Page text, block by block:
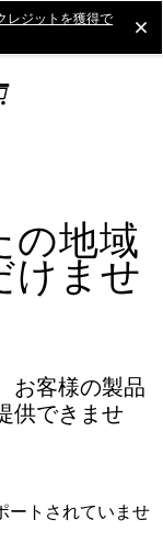
レジットを獲得で
の地域
けませ
お客様の製品
供できませ
ートされていませ